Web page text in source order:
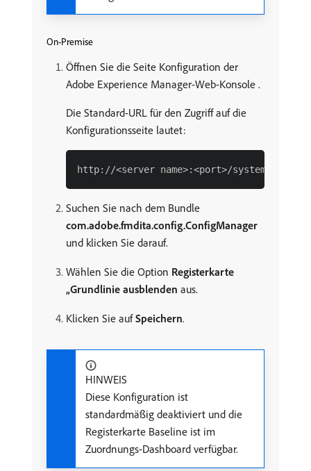
On-Premise
Öffnen Sie die Seite Konfiguration der
Adobe Experience Manager-Web-Konsole .
Die Standard-URL für den Zugriff auf die
Konfigurationsseite lautet:
Suchen Sie nach dem Bundle
com.adobe.fmdita.config.ConfigManager
und klicken Sie darauf.
Wählen Sie die Option Registerkarte
„Grundlinie ausblenden aus.
Klicken Sie aufSpeichern.
HINWEIS
Diese Konfiguration ist
standardmäßig deaktiviert und die
Registerkarte Baseline ist im
Zuordnungs-Dashboard verfügbar.